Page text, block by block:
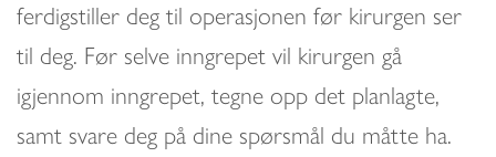
ferdigstiller deg til operasjonen før kirurgen ser
til deg. Før selve inngrepet vil kirurgen gå
igjennom inngrepet, tegne opp det planlagte,
samt svare deg på dine spørsmål du måtte ha.